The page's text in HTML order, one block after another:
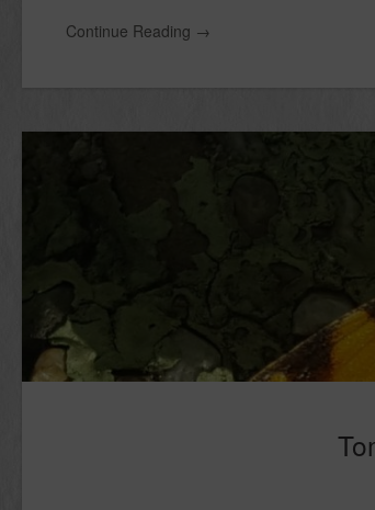
Continue Reading →